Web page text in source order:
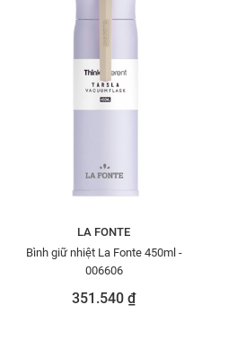
LA FONTE
Bình giữ nhiệt La Fonte 450ml -
006606
351.540 ₫